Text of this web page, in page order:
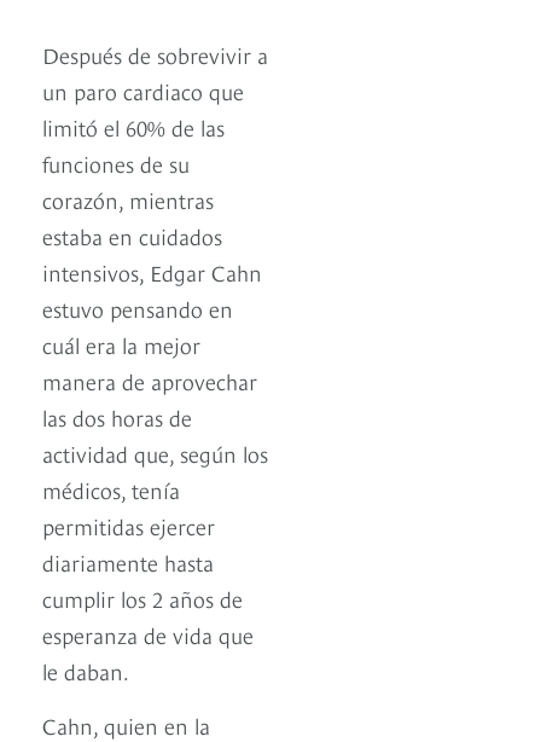
Después de sobrevivir a
un paro cardiaco que
limitó el 60% de las
funciones de su
corazón, mientras
estaba en cuidados
intensivos, Edgar Cahn
estuvo pensando en
cuál era la mejor
manera de aprovechar
las dos horas de
actividad que, según los
médicos, tenía
permitidas ejercer
diariamente hasta
cumplir los 2 años de
esperanza de vida que
le daban.
Cahn, quien en la